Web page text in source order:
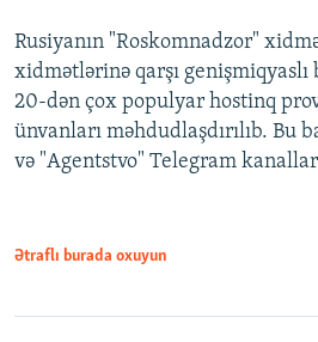
Rusiyanın "Roskomnadzor"
xidmətlərinə qarşı genişmiqyaslı
20-dən çox populyar hostinq
ünvanları məhdudlaşdırılıb. Bu
və "Agentstvo" Telegram
Ətraflı burada oxuyun